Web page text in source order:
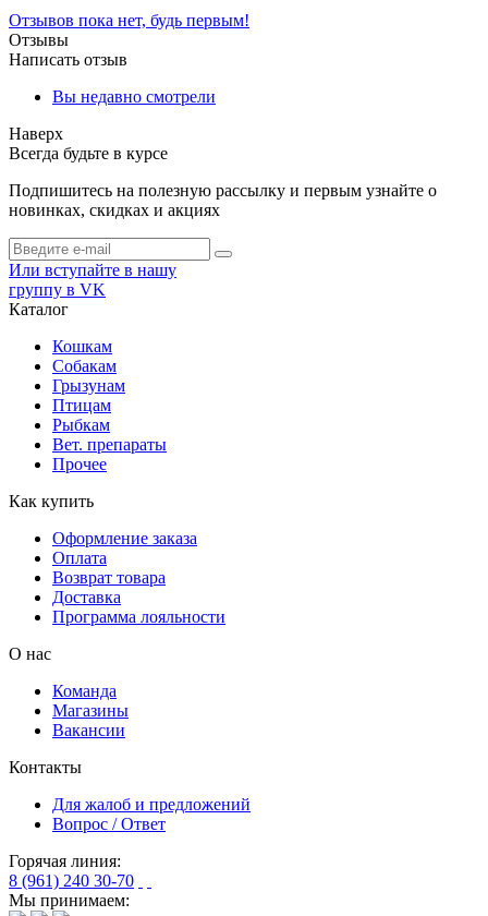
Отзывов пока нет, будь первым!
Отзывы
Написать отзыв
Вы недавно смотрели
Наверх
Всегда будьте в курсе
Подпишитесь на полезную рассылку и первым узнайте о
новинках, скидках и акциях
Или вступайте в нашу
группу в VK
Каталог
Кошкам
Собакам
Грызунам
Птицам
Рыбкам
Вет. препараты
Прочее
Как купить
Оформление заказа
Оплата
Возврат товара
Доставка
Программа лояльности
О нас
Команда
Магазины
Вакансии
Контакты
Для жалоб и предложений
Вопрос / Ответ
Горячая линия:
8 (961) 240 30-70
Мы принимаем: